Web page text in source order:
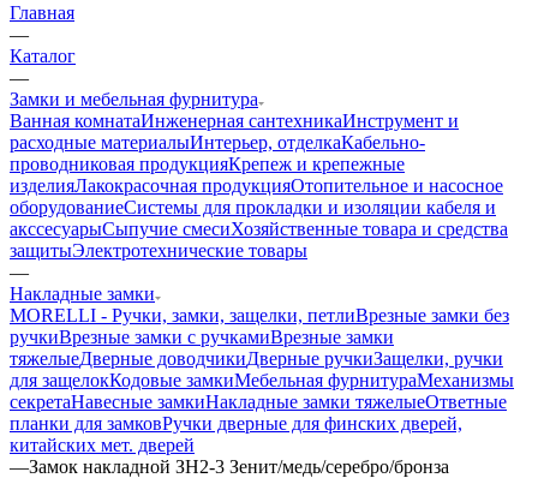
Главная
—
Каталог
—
Замки и мебельная фурнитура
Ванная комнатаИнженерная сантехникаИнструмент и
расходные материалыИнтерьер, отделкаКабельно-
проводниковая продукцияКрепеж и крепежные
изделияЛакокрасочная продукцияОтопительное и насосное
оборудованиеСистемы для прокладки и изоляции кабеля и
акссесуарыСыпучие смесиХозяйственные товара и средства
защитыЭлектротехнические товары
—
Накладные замки
MORELLI - Ручки, замки, защелки, петлиВрезные замки без
ручкиВрезные замки с ручкамиВрезные замки
тяжелыеДверные доводчикиДверные ручкиЗащелки, ручки
для защелокКодовые замкиМебельная фурнитураМеханизмы
секретаНавесные замкиНакладные замки тяжелыеОтветные
планки для замковРучки дверные для финских дверей,
китайских мет. дверей
—Замок накладной ЗН2-3 Зенит/медь/серебро/бронза